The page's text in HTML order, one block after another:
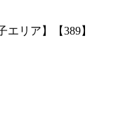
リア】【389】